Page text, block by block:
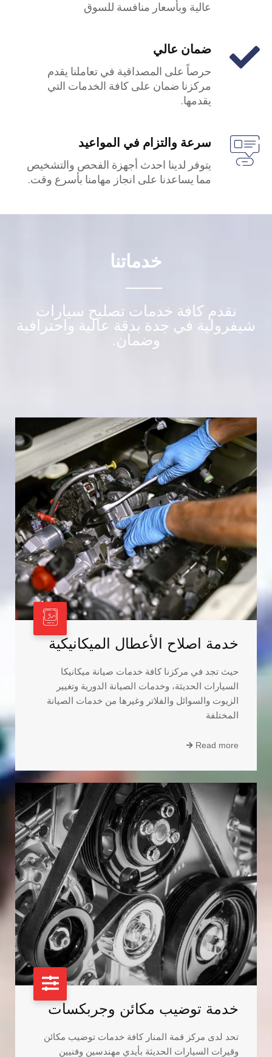
عالية وبأسعار منافسة للسوق
ضمان عالي
حرصاً على المصداقية في تعاملنا يقدم
مركزنا ضمان على كافة الخدمات التي
يقدمها.
سرعة والتزام في المواعيد
يتوفر لدينا احدث أجهزة الفحص والتشخيص
مما يساعدنا على انجاز مهامنا بأسرع وقت.
خدماتنا
نقدم كافة خدمات تصليح سيارات
شيفرولية في جدة بدقة عالية واحترافية
وضمان.
خدمة اصلاح الأعطال الميكانيكية
حيث تجد في مركزنا كافة خدمات صيانة ميكانيكا
السيارات الحديثة، وخدمات الصيانة الدورية وتغيير
الزيوت والسوائل والفلاتر وغيرها من خدمات الصيانة
المختلفة
Read more
خدمة توضيب مكائن وجربكسات
تحد لدى مركز قمة المنار كافة خدمات توضيب مكائن
وقيرات السيارات الحديثة بأيدي مهندسين وفنيين